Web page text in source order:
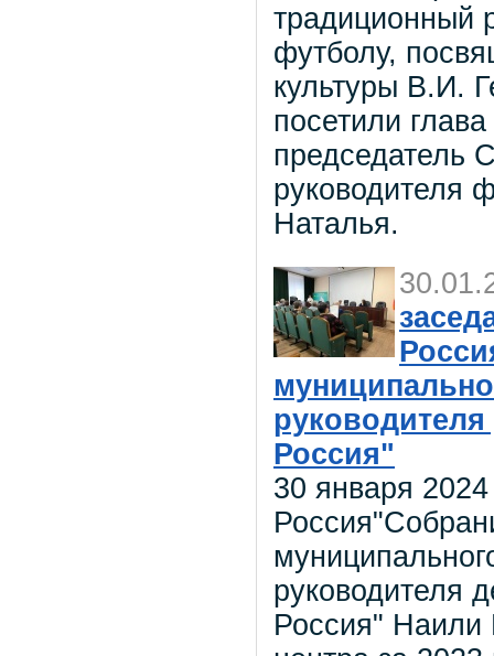
традиционный
футболу,
культуры В.И.
посетили
председатель
руководителя
Наталья.
руководителя
Россия"
30 января
руководителя
Россия" Наили